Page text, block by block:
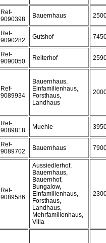
Ref-
9090398
Bauernhaus
Ref-
9090282
Gutshof
Ref-
9090050
Reiterhof
Ref-
9089934
Bauernhaus,
Einfamilienhaus,
Forsthaus,
Landhaus
Ref-
9089818
Muehle
Ref-
9089702
Bauernhaus
Ref-
9089586
Aussiedlerhof,
Bauernhaus,
Bauernhof,
Bungalow,
Einfamilienhaus,
Forsthaus,
Landhaus,
Mehrfamilienhaus,
Villa